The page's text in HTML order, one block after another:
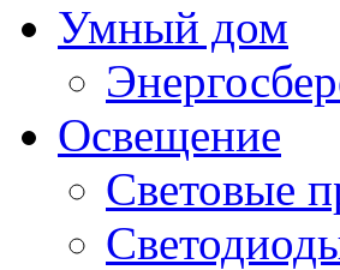
Умный дом
Освещение
Световые